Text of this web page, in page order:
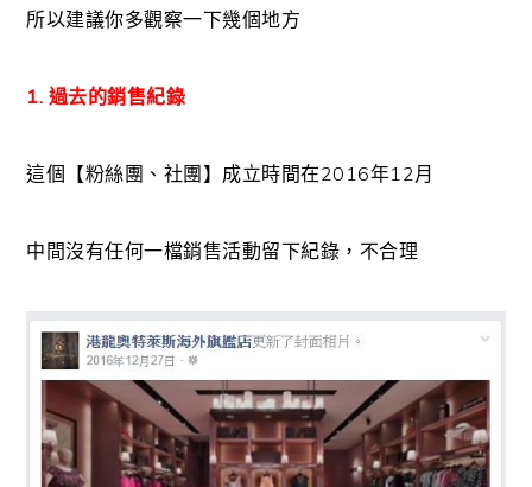
所以建議你多觀察一下幾個地方
1. 過去的銷售紀錄
這個【粉絲團、社團】成立時間在2016年12月
中間沒有任何一檔銷售活動留下紀錄，不合理